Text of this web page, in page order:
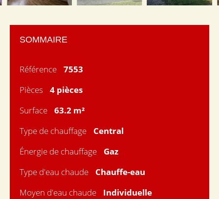
SOMMAIRE
Référence
7553
Pièces
4 pièces
Surface
63.2 m²
Type de chauffage
Central
Énergie de chauffage
Gaz
Type d'eau chaude
Chauffe-eau
Moyen d'eau chaude
Individuelle